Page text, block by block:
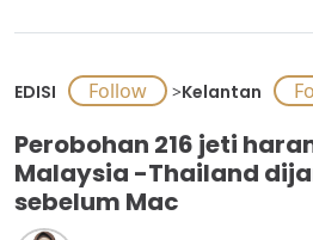
EDISI >Kelantan
Perobohan 216 jeti
Malaysia -Thailand
sebelum Mac